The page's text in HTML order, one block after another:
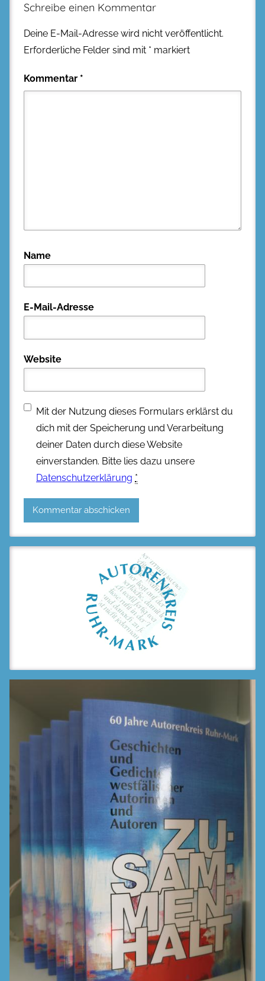
Schreibe einen Kommentar
Deine E-Mail-Adresse wird nicht veröffentlicht.
Erforderliche Felder sind mit * markiert
Kommentar *
Name
E-Mail-Adresse
Website
Mit der Nutzung dieses Formulars erklärst du
dich mit der Speicherung und Verarbeitung
deiner Daten durch diese Website
einverstanden. Bitte lies dazu unsere
Datenschutzerklärung *